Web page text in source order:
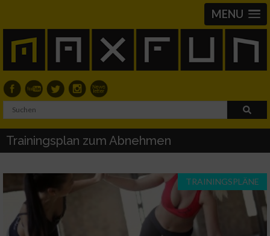
MENU
Trainingsplan zum Abnehmen
TRAININGSPLÄNE